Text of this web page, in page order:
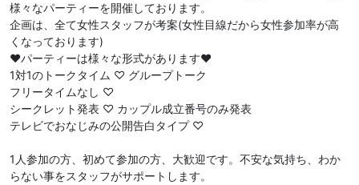
様々なパーティーを開催しております。
企画は、全て女性スタッフが考案(女性目線だから女性参加率が高
くなっております)
❤︎パーティーは様々な形式があります❤︎
1対1のトークタイム ♡ グループトーク
フリータイムなし ♡
シークレット発表 ♡ カップル成立番号のみ発表
テレビでおなじみの公開告白タイプ ♡
1人参加の方、初めて参加の方、大歓迎です。不安な気持ち、わか
らない事をスタッフがサポートします。